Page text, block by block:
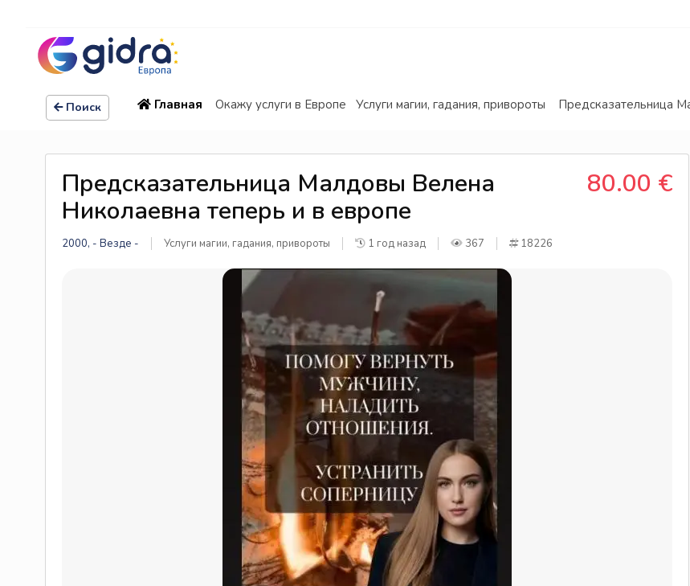
Поиск Главная Окажу услуги в Европе Услуги магии, гадания, привороты
Предсказательница
80.00 €
Предсказательница Малдовы Велена
Николаевна теперь и в европе
2000, - Везде - Услуги магии, гадания, привороты 1 год назад 367 18226